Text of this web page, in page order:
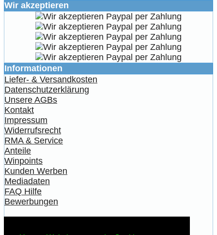
Wir akzeptieren
Informationen
Liefer- & Versandkosten
Datenschutzerklärung
Unsere AGBs
Kontakt
Impressum
Widerrufsrecht
RMA & Service
Anteile
Winpoints
Kunden Werben
Mediadaten
FAQ Hilfe
Bewerbungen